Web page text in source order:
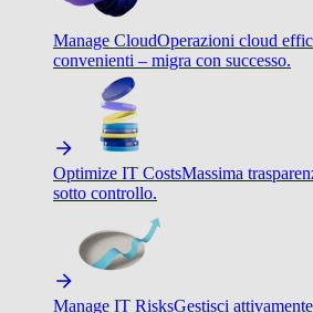
Manage CloudOperazioni cloud
convenienti – migra con successo.
Optimize IT CostsMassima
sotto controllo.
Manage IT RisksGestisci